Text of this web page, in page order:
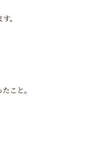
。
こと。